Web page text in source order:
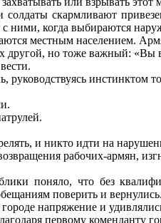
скармливают
ними, когда выбираются
местным населением.
но тоже важный: «Вы
руководствуясь инстинктом
и никто идти на
рабочих-армян,
поняло, что без
поверить и вернулись.
напряжение и
первому коменданту